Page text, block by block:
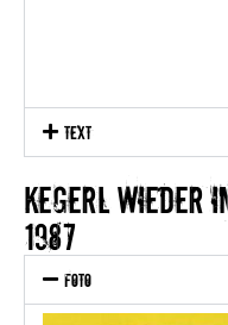
text
kegerl wieder
1987
Foto